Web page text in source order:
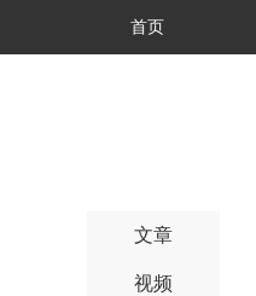
首页
文章
视频